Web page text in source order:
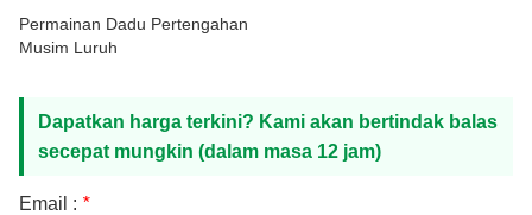
Permainan Dadu Pertengahan
Musim Luruh
Dapatkan harga terkini? Kami akan bertindak balas
secepat mungkin (dalam masa 12 jam)
Email : *